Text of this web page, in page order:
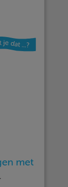
met